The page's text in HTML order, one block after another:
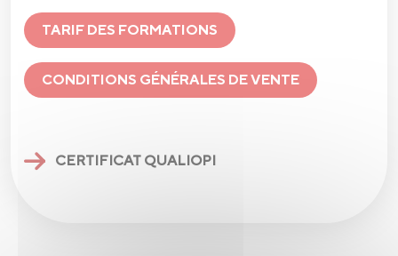
TARIF DES FORMATIONS
CONDITIONS GÉNÉRALES DE VENTE
CERTIFICAT QUALIOPI